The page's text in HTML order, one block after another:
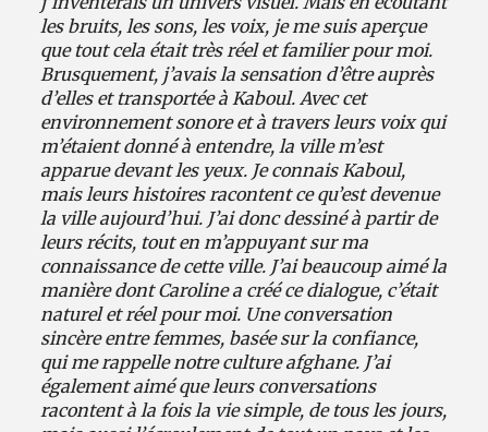
les bruits, les sons, les voix, je me suis aperçue
que tout cela était très réel et familier pour moi.
Brusquement, j’avais la sensation d’être auprès
d’elles et transportée à Kaboul. Avec cet
environnement sonore et à travers leurs voix qui
m’étaient donné à entendre, la ville m’est
apparue devant les yeux. Je connais Kaboul,
mais leurs histoires racontent ce qu’est devenue
la ville aujourd’hui. J’ai donc dessiné à partir de
leurs récits, tout en m’appuyant sur ma
connaissance de cette ville. J’ai beaucoup aimé la
manière dont Caroline a créé ce dialogue, c’était
naturel et réel pour moi. Une conversation
sincère entre femmes, basée sur la confiance,
qui me rappelle notre culture afghane. J’ai
également aimé que leurs conversations
racontent à la fois la vie simple, de tous les jours,